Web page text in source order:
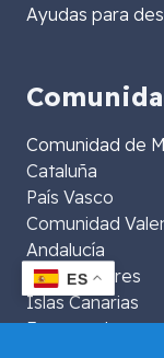
Ayudas para
Comunidad de
Cataluña
País Vasco
Comunidad
Andalucía
Islas Baleares
Islas Canarias
Extremadura
ES